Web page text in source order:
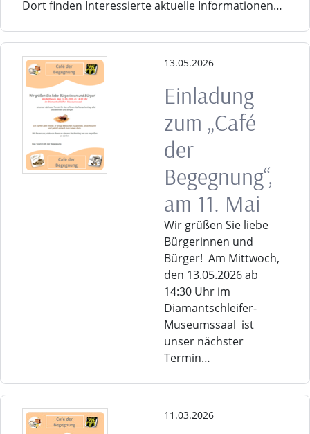
Dort finden Interessierte aktuelle Informationen…
13.05.2026
Einladung
zum „Café
der
Begegnung“,
am 11. Mai
Wir grüßen Sie liebe
Bürgerinnen und
Bürger! Am Mittwoch,
den 13.05.2026 ab
14:30 Uhr im
Diamantschleifer-
Museumssaal ist
unser nächster
Termin…
11.03.2026